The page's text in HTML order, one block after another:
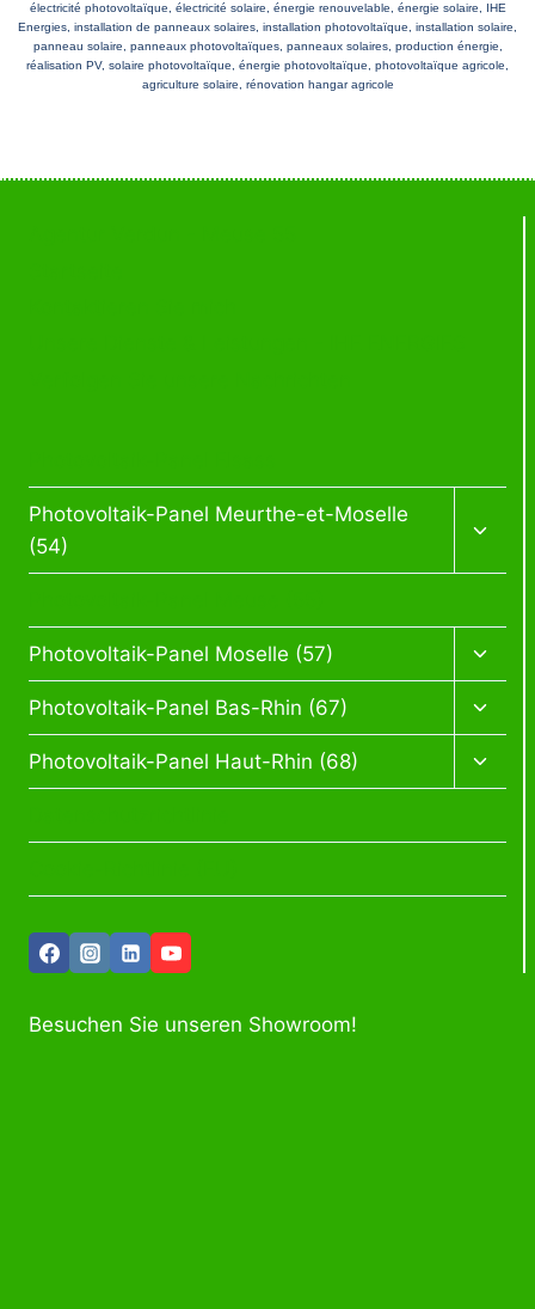
électricité photovoltaïque, électricité solaire, énergie renouvelable, énergie solaire, IHE
Energies, installation de panneaux solaires, installation photovoltaïque, installation solaire,
panneau solaire, panneaux photovoltaïques, panneaux solaires, production énergie,
réalisation PV, solaire photovoltaïque, énergie photovoltaïque, photovoltaïque agricole,
agriculture solaire, rénovation hangar agricole
Photovoltaik-Panel Meurthe-et-Moselle
(54)
Photovoltaik-Panel Moselle (57)
Photovoltaik-Panel Bas-Rhin (67)
Photovoltaik-Panel Haut-Rhin (68)
Besuchen Sie unseren Showroom!